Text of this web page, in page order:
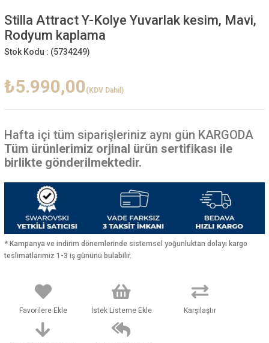
Stilla Attract Y-Kolye Yuvarlak kesim, Mavi,
Rodyum kaplama
Stok Kodu : (5734249)
₺5.990,00 (KDV Dahil)
Hafta içi tüm siparişleriniz aynı gün KARGODA
Tüm ürünlerimiz orjinal ürün sertifikası ile
birlikte gönderilmektedir.
* Kampanya ve indirim dönemlerinde sistemsel yoğunluktan dolayı kargo
teslimatlarımız 1-3 iş gününü bulabilir.
Favorilere Ekle İstek Listeme Ekle Karşılaştır